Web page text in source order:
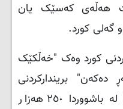
هەڵەی کەسێک یان
گەلی کورد.
کورد وەک "خەڵکێک
دەکەن" بریندارکردنی
هەستی نەتەوەیەکە کە تەنها لە باشووردا ٢٥٠ هەزار